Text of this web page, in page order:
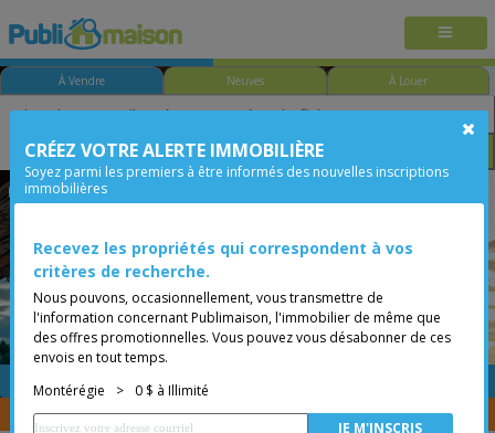
À Vendre Neuves À Louer
Chambre Prix
Marieville
Placer une annonce
Vous êtes courtier, transférer vos propriétés avecCENTRIS
CRÉEZ VOTRE ALERTE IMMOBILIÈRE
Soyez parmi les premiers à être informés des nouvelles inscriptions
immobilières
Recevez les propriétés qui correspondent à vos
critères de recherche.
Nous pouvons, occasionnellement, vous transmettre de
l'information concernant Publimaison, l'immobilier de même que
des offres promotionnelles. Vous pouvez vous désabonner de ces
envois en tout temps.
Montérégie
> 0 $ à Illimité